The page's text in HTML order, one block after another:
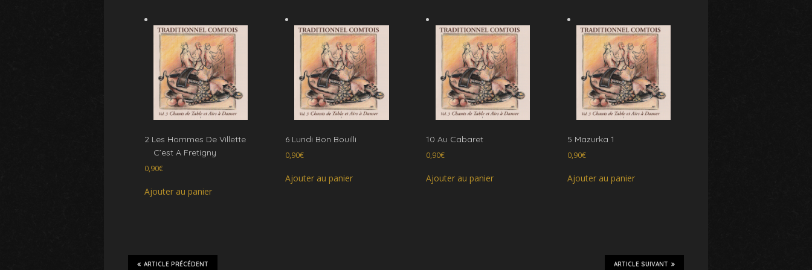
2 Les Hommes De Villette
C’est A Fretigny
0,90€
Ajouter au panier
6 Lundi Bon Bouilli
0,90€
Ajouter au panier
10 Au Cabaret
0,90€
Ajouter au panier
5 Mazurka 1
0,90€
Ajouter au panier
ARTICLE SUIVANT
ARTICLE PRÉCÉDENT